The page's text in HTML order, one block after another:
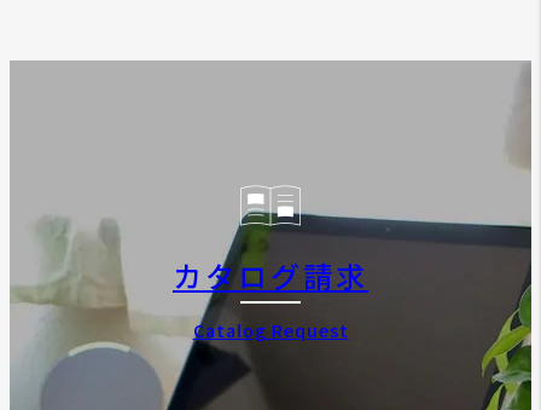
カタログ請求
Catalog Request